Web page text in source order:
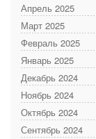
Апрель 2025
Март 2025
Февраль 2025
Январь 2025
Декабрь 2024
Ноябрь 2024
Октябрь 2024
Сентябрь 2024